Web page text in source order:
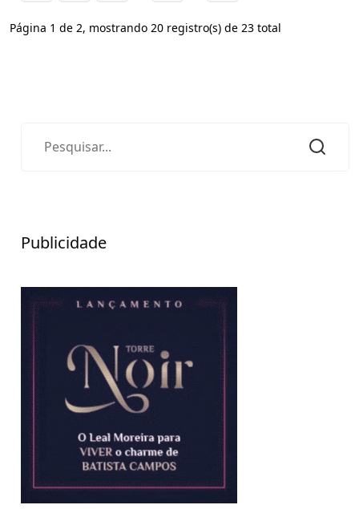
Página 1 de 2, mostrando 20 registro(s) de 23 total
Publicidade